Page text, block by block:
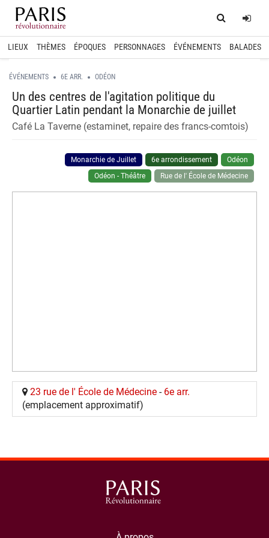
Home
LIEUX THÈMES ÉPOQUES PERSONNAGES ÉVÉNEMENTS BALADES
ÉVÉNEMENTS 6E ARR. ODÉON
Un des centres de l'agitation politique du
Quartier Latin pendant la Monarchie de juillet
Café La Taverne (estaminet, repaire des francs-comtois)
Monarchie de Juillet 6e arrondissement
Odéon
Odéon - Théâtre
Rue de l' École de Médecine
23 rue de l' École de Médecine - 6e arr.
(emplacement approximatif)